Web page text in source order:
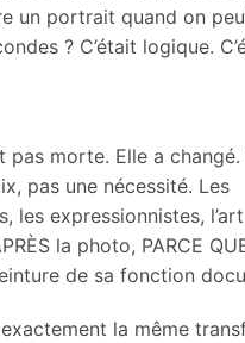
un portrait quand on
? C’était logique.
pas morte. Elle a
pas une nécessité. Les
les expressionnistes,
la photo, PARCE
de sa fonction
exactement la même